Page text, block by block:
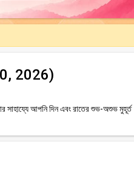
2026)
সাহায্যে আপনি দিন এবং রাতের শুভ-অশুভ মুহূর্ত